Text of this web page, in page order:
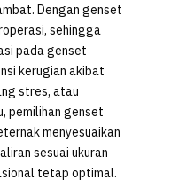
Dengan genset
sehingga
pada genset
kerugian akibat
stres, atau
pemilihan genset
menyesuaikan
sesuai ukuran
tetap optimal.